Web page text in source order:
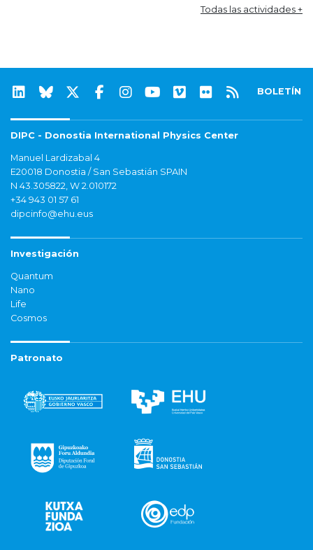
Todas las actividades +
BOLETÍN
DIPC - Donostia International Physics Center
Manuel Lardizabal 4
E20018 Donostia / San Sebastián SPAIN
N 43.305822, W 2.010172
+34 943 01 57 61
dipcinfo@ehu.eus
Investigación
Quantum
Nano
Life
Cosmos
Patronato